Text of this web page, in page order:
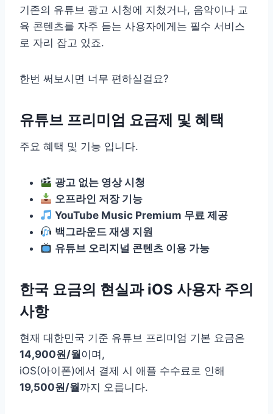
기존의 유튜브 광고 시청에 지쳤거나, 음악이나 교
육 콘텐츠를 자주 듣는 사용자에게는 필수 서비스
로 자리 잡고 있죠.
한번 써보시면 너무 편하실걸요?
유튜브 프리미엄 요금제 및 혜택
주요 혜택 및 기능 입니다.
광고 없는 영상 시청
오프라인 저장 기능
YouTube Music Premium 무료 제공
백그라운드 재생 지원
유튜브 오리지널 콘텐츠 이용 가능
한국 요금의 현실과 iOS 사용자 주의
사항
현재 대한민국 기준 유튜브 프리미엄 기본 요금은
14,900원/월 이며,
iOS(아이폰)에서 결제 시 애플 수수료로 인해
19,500원/월 까지 오릅니다.